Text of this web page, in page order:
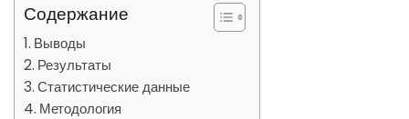
Содержание
Выводы
Результаты
Статистические данные
Методология